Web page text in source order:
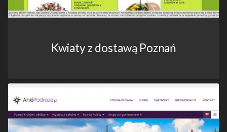
Kwiaty z dostawą Poznań